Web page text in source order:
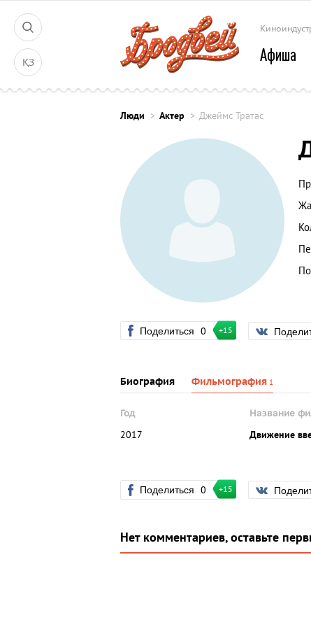
ҚЗ Афиша
Люди Актер Джеймс Тратас
Поделиться 0 +15
Биография Фильмография 1
Год Название
2017 Движение
Поделиться 0 +15
Нет комментариев, оставьте